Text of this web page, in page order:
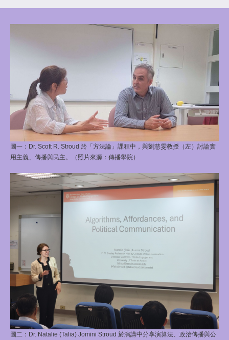
圖一：Dr. Scott R. Stroud 於「方法論」課程中，與劉慧雯教授（左）討論實
用主義、傳播與民主。（照片來源：傳播學院）
圖二：Dr. Natalie (Talia) Jomini Stroud 於演講中分享演算法、政治傳播與公